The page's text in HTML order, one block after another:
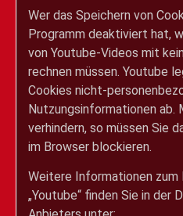
Wer das Speichern von
Programm deaktiviert hat,
von Youtube-Videos mit
rechnen müssen. Youtube
Cookies nicht-
Nutzungsinformationen ab.
verhindern, so müssen Sie
im Browser blockieren.
Weitere Informationen
„Youtube“ finden Sie in der